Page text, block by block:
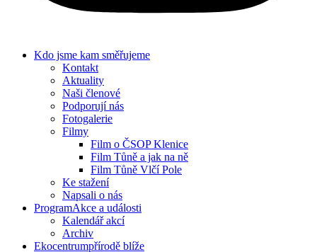
Kdo jsme kam směřujeme
Kontakt
Aktuality
Naši členové
Podporují nás
Fotogalerie
Filmy
Film o ČSOP Klenice
Film Tůně a jak na ně
Film Tůně Vlčí Pole
Ke stažení
Napsali o nás
ProgramAkce a události
Kalendář akcí
Archiv
Ekocentrumpřírodě blíže